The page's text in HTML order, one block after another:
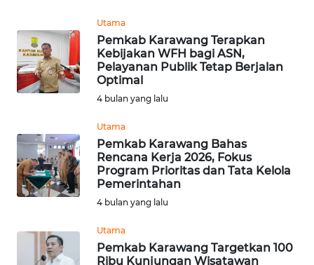
Utama
Pemkab Karawang Terapkan
Kebijakan WFH bagi ASN,
Pelayanan Publik Tetap Berjalan
Optimal
4 bulan yang lalu
Utama
Pemkab Karawang Bahas
Rencana Kerja 2026, Fokus
Program Prioritas dan Tata Kelola
Pemerintahan
4 bulan yang lalu
Utama
Pemkab Karawang Targetkan 100
Ribu Kunjungan Wisatawan
WN
SEMARANG
WN
BOROBUDUR
WN